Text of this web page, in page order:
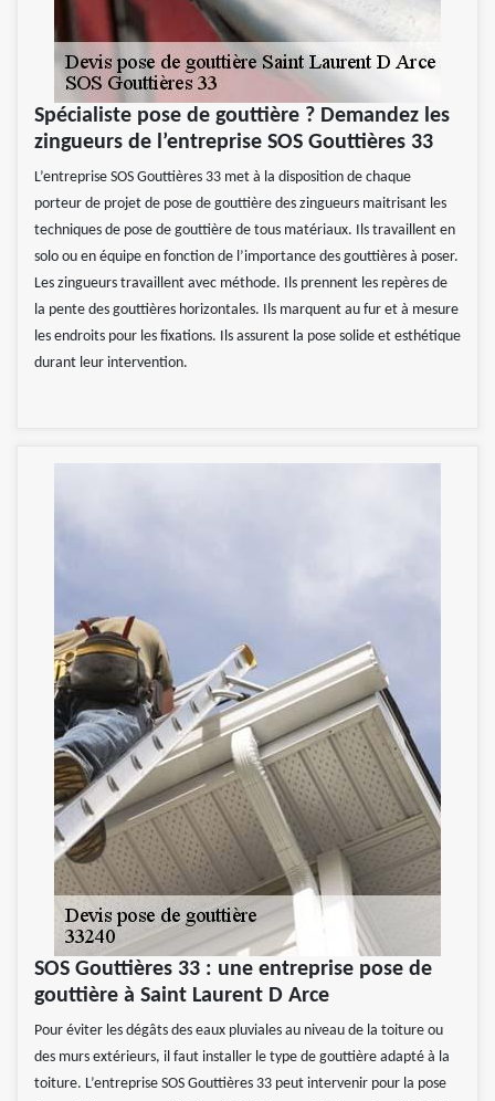
Spécialiste pose de gouttière ? Demandez les
zingueurs de l’entreprise SOS Gouttières 33
L’entreprise SOS Gouttières 33 met à la disposition de chaque
porteur de projet de pose de gouttière des zingueurs maitrisant les
techniques de pose de gouttière de tous matériaux. Ils travaillent en
solo ou en équipe en fonction de l’importance des gouttières à poser.
Les zingueurs travaillent avec méthode. Ils prennent les repères de
la pente des gouttières horizontales. Ils marquent au fur et à mesure
les endroits pour les fixations. Ils assurent la pose solide et esthétique
durant leur intervention.
SOS Gouttières 33 : une entreprise pose de
gouttière à Saint Laurent D Arce
Pour éviter les dégâts des eaux pluviales au niveau de la toiture ou
des murs extérieurs, il faut installer le type de gouttière adapté à la
toiture. L’entreprise SOS Gouttières 33 peut intervenir pour la pose